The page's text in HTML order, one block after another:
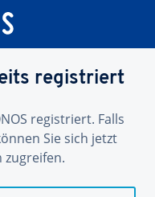
registriert
registriert. Falls
Sie sich jetzt
zugreifen.